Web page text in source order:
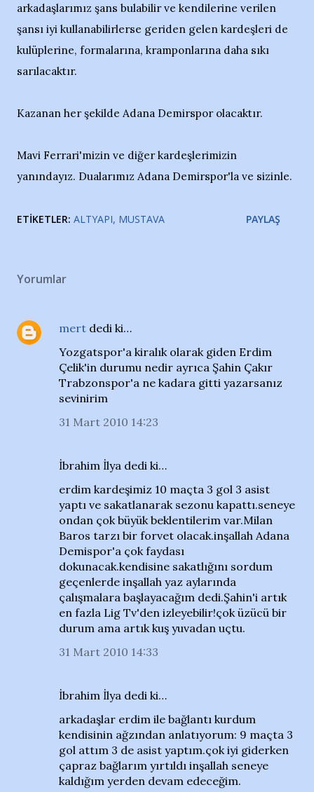
arkadaşlarımız şans bulabilir ve kendilerine verilen
şansı iyi kullanabilirlerse geriden gelen kardeşleri de
kulüplerine, formalarına, kramponlarına daha sıkı
sarılacaktır.
Kazanan her şekilde Adana Demirspor olacaktır.
Mavi Ferrari'mizin ve diğer kardeşlerimizin
yanındayız. Dualarımız Adana Demirspor'la ve sizinle.
ETIKETLER: ALTYAPI MUSTAVA PAYLAŞ
Yorumlar
mert dedi ki…
Yozgatspor'a kiralık olarak giden Erdim
Çelik'in durumu nedir ayrıca Şahin Çakır
Trabzonspor'a ne kadara gitti yazarsanız
sevinirim
31 Mart 2010 14:23
İbrahim İlya dedi ki…
erdim kardeşimiz 10 maçta 3 gol 3 asist
yaptı ve sakatlanarak sezonu kapattı.seneye
ondan çok büyük beklentilerim var.Milan
Baros tarzı bir forvet olacak.inşallah Adana
Demispor'a çok faydası
dokunacak.kendisine sakatlığını sordum
geçenlerde inşallah yaz aylarında
çalışmalara başlayacağım dedi.Şahin'i artık
en fazla Lig Tv'den izleyebilir!çok üzücü bir
durum ama artık kuş yuvadan uçtu.
31 Mart 2010 14:33
İbrahim İlya dedi ki…
arkadaşlar erdim ile bağlantı kurdum
kendisinin ağzından anlatıyorum: 9 maçta 3
gol attım 3 de asist yaptım.çok iyi giderken
çapraz bağlarım yırtıldı inşallah seneye
kaldığım yerden devam edeceğim.